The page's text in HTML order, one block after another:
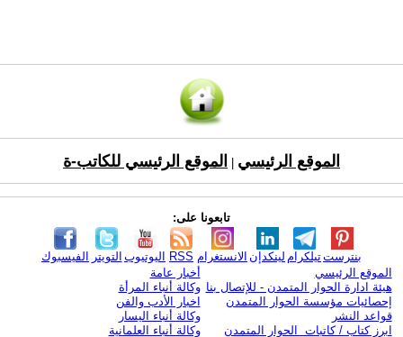
الموقع الرئيسي الموقع الرئيسي للكاتب-ة
تابعونا على:
الفيسبوك التويتر اليوتيوب RSS الانستغرام لينكدإن تيلكرامبنترست
الموقع الرئيسي
هيئة ادارة الحوار المتمدن - للإتصال بنا
إحصائيات مؤسسة الحوار المتمدن
قواعد النشر
ابرز كتاب / كاتبات الحوار المتمدن
أخبار عامة
وكالة أنباء المرأة
اخبار الأدب والفن
وكالة أنباء اليسار
وكالة أنباء العلمانية